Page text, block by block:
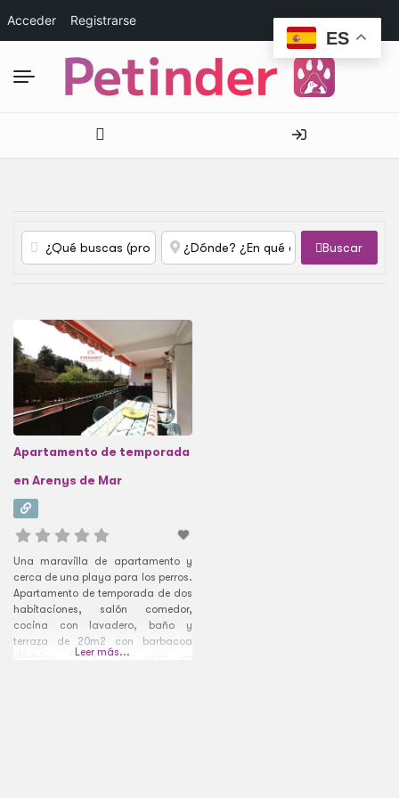
Acceder Registrarse
Buscar
Apartamento de temporada
en Arenys de Mar
Una maravilla de apartamento y
cerca de una playa para los perros.
Apartamento de temporada de dos
habitaciones, salón comedor,
cocina con lavadero, baño y
terraza de 20m2 con barbacoa
eléctrica (apta para usar en
Leer más...
ES